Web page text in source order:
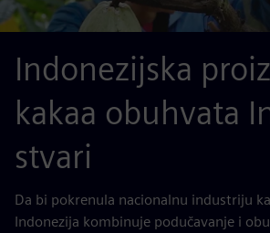
Indonezijska
kakaa obuhvata
stvari
Da bi pokrenula nacionalnu industriju
Indonezija kombinuje podučavanje i